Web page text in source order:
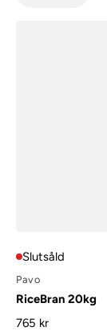
Slutsåld
Pavo
RiceBran 20kg
765 kr